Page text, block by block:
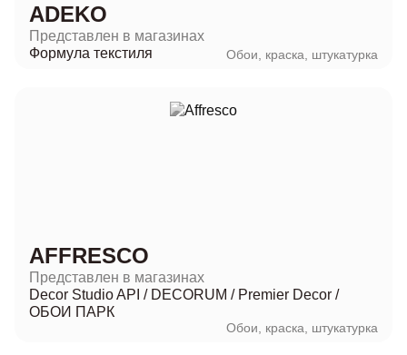
ADEKO
Представлен в магазинах
Формула текстиля
Обои, краска, штукатурка
AFFRESCO
Представлен в магазинах
Decor Studio API / DECORUM / Premier Decor /
ОБОИ ПАРК
Обои, краска, штукатурка